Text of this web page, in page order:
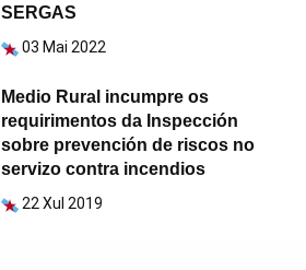
SERGAS
03 Mai 2022
Medio Rural incumpre os
requirimentos da Inspección
sobre prevención de riscos no
servizo contra incendios
22 Xul 2019